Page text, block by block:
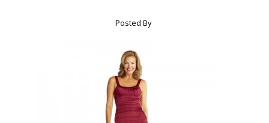
Posted By